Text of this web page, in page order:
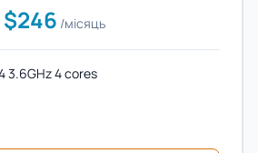
$246 /місяць
3.6GHz 4 cores